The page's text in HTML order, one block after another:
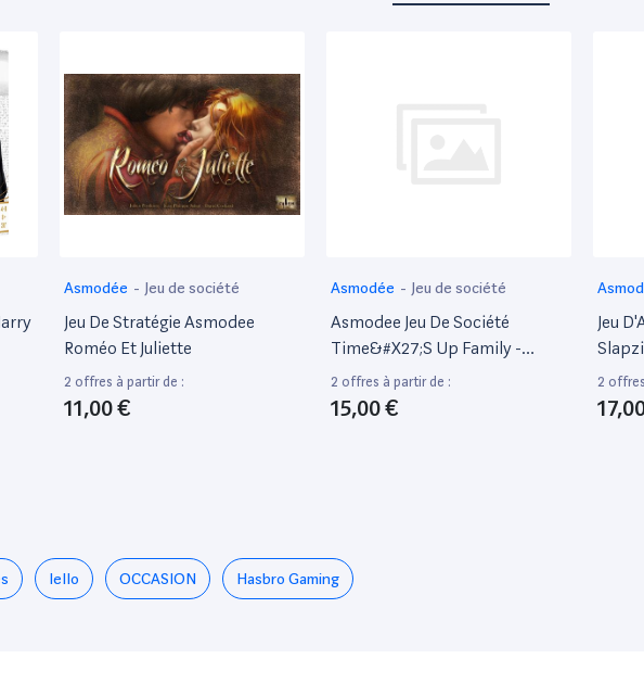
Asmodée - Jeu de société
Jeu De Stratégie Asmodee
Roméo Et Juliette
2 offres à partir de :
11,00 €
Asmodée - Jeu de société
Asmodee Jeu De Société
Time&#X27;S Up Family -
Version Verte Pour Amusement
En Équipe
2 offres à partir de :
15,00 €
Jeu
2
Iello OCCASION Hasbro Gaming